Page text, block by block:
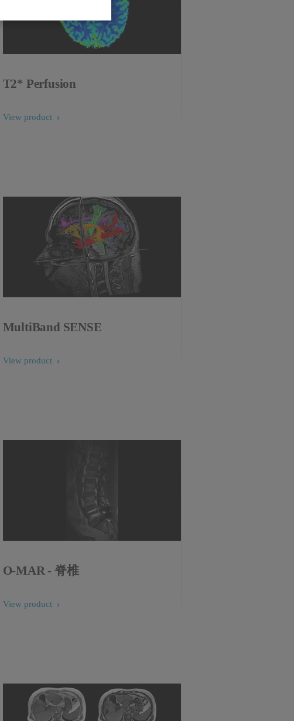
T2* Perfusion
View product
MultiBand SENSE
View product
O-MAR - 脊椎
View product